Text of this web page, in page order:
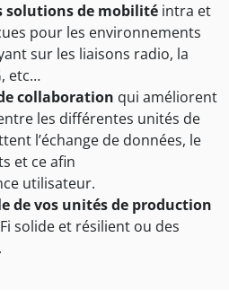
solutions de mobilitéintra et
pour les environnements
sur les liaisons radio, la
etc…
collaboration qui améliorent
les différentes unités de
l’échange de données, le
et ce afin
utilisateur.
de vos unités de production
solide et résilient ou des